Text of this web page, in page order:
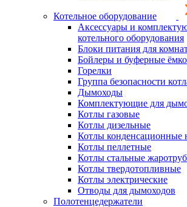
Котельное оборудование
Аксессуары и
котельного оборудования
Блоки питания для
Бойлеры и буферные
Горелки
Группа безопасности
Дымоходы
Комплектующие для
Котлы газовые
Котлы дизельные
Котлы конденсационные
Котлы пеллетные
Котлы стальные
Котлы твердотопливные
Котлы электрические
Отводы для дымоходов
Полотенцедержатели